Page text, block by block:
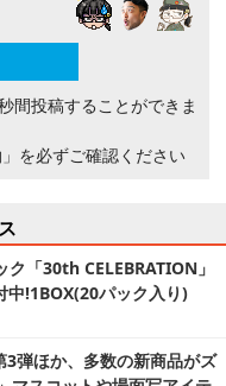
間投稿することができま
を必ずご確認ください
ク「30th CELEBRATION」
!1BOX(20パック入り)
3弾ほか、多数の新商品がズ